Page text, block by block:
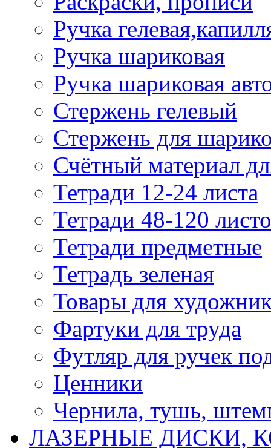
Ручка
Ручка шариковая
Ручка шариковая
Стержень гелевый
Стержень для
Счётный материал
Тетради 12-24 листа
Тетради 48-120
Тетради предметные
Тетрадь зеленая
Товары для
Фартуки для труда
Футляр для ручек
Ценники
Чернила, тушь,
ЛАЗЕРНЫЕ ДИСКИ,